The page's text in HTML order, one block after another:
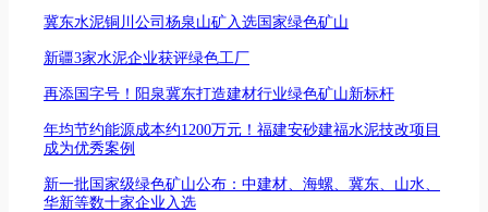
冀东水泥铜川公司杨泉山矿入选国家绿色矿山
新疆3家水泥企业获评绿色工厂
再添国字号！阳泉冀东打造建材行业绿色矿山新标杆
年均节约能源成本约1200万元！福建安砂建福水泥技改项目
成为优秀案例
新一批国家级绿色矿山公布：中建材、海螺、冀东、山水、
华新等数十家企业入选